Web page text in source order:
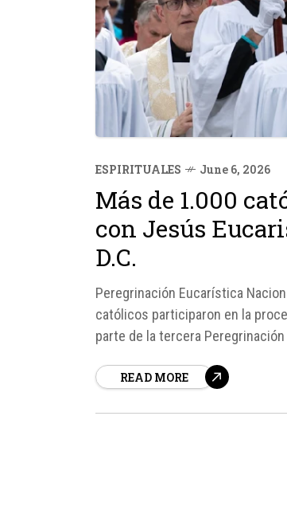
ESPIRITUALES June 6, 2026
Más de 1.000
con Jesús
D.C.
Peregrinación Eucarística
católicos participaron en la
parte de la tercera
READ MORE